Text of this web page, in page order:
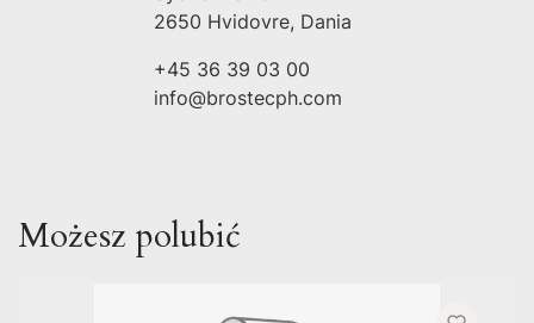
2650 Hvidovre, Dania
+45 36 39 03 00
info@brostecph.com
Możesz polubić